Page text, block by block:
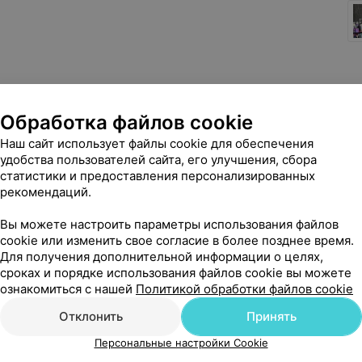
Обработка файлов cookie
Наш сайт использует файлы cookie для обеспечения
удобства пользователей сайта, его улучшения, сбора
статистики и предоставления персонализированных
рекомендаций.
Вы можете настроить параметры использования файлов
cookie или изменить свое согласие в более позднее время.
Для получения дополнительной информации о целях,
сроках и порядке использования файлов cookie вы можете
ознакомиться с нашей Политикой обработки файлов cookie
Отклонить
Принять
Персональные настройки Cookie